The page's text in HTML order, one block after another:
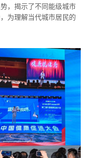
，揭示了不同能级城市
为理解当代城市居民的